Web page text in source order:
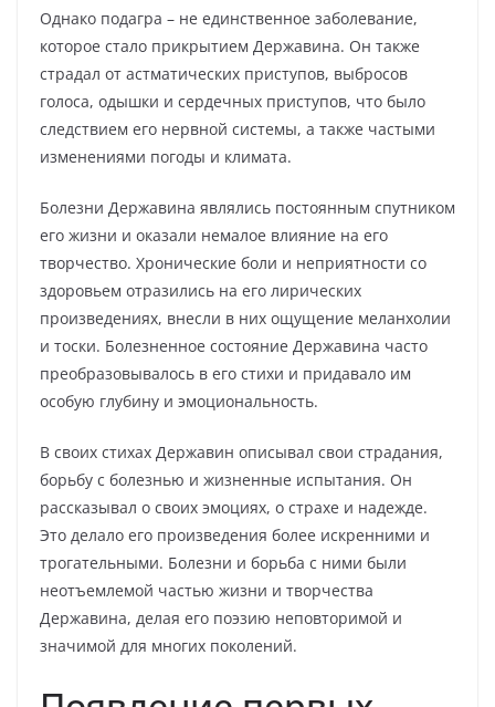
Однако подагра – не единственное заболевание,
которое стало прикрытием Державина. Он также
страдал от астматических приступов, выбросов
голоса, одышки и сердечных приступов, что было
следствием его нервной системы, а также частыми
изменениями погоды и климата.
Болезни Державина являлись постоянным спутником
его жизни и оказали немалое влияние на его
творчество. Хронические боли и неприятности со
здоровьем отразились на его лирических
произведениях, внесли в них ощущение меланхолии
и тоски. Болезненное состояние Державина часто
преобразовывалось в его стихи и придавало им
особую глубину и эмоциональность.
В своих стихах Державин описывал свои страдания,
борьбу с болезнью и жизненные испытания. Он
рассказывал о своих эмоциях, о страхе и надежде.
Это делало его произведения более искренними и
трогательными. Болезни и борьба с ними были
неотъемлемой частью жизни и творчества
Державина, делая его поэзию неповторимой и
значимой для многих поколений.